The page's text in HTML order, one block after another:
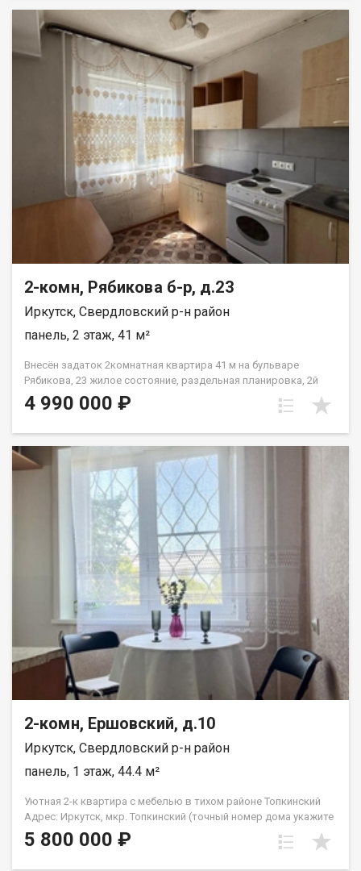
2-комн, Рябикова б-р, д.23
Иркутск, Свердловский р-н район
панель, 2 этаж, 41 м²
Внесён задаток 2комнатная квартира 41 м на бульваре
Рябикова, 23 жилое состояние, раздельная планировка, 2й
этаж Продаётся светлая и уютная двухкомнатная квартира с
удобной планировкой. Квартира готова к заселению: не
Этаж: 2 из 4. Планировка: раздельные комнаты можно
использовать как спальню и детскую, гостиную и кабинет или
по другому удобному сценарию. Состояние: жилое. Отделка:
стены: оклеены обоями; полы: частично ламинат (в жилых
комнатах), частично линолеум (на кухне и в коридоре)
практично и долговечно; окна: ПВХ-профили тепло и тихо, не
нужно менять в ближайшее время; сантехника: полностью
заменена надёжная работа без срочных вложений. Локация и
инфраструктура: в шаговой доступности школы, детские
сады, поликлиники, магазины и остановки общественного
транспорта; удобная транспортная развязка легко добраться
в любую часть города. Полная информация и бесплатная
консультация у менеджера, связавшись по телефону или
посетив наш офис расположенный по адресу: г. Иркутск, ул.
Омулевского, 20/1.
4 990 000 ₽
2-комн, Ершовский, д.10
Иркутск, Свердловский р-н район
панель, 1 этаж, 44.4 м²
Уютная 2-к квартира с мебелью в тихом районе Топкинский
Адрес: Иркутск, мкр. Топкинский (точный номер дома укажите
в параметрах) Параметры: 2-комнатная квартира | 1 этаж |
Раздельная планировка Идеальный вариант для семьи с
5 800 000 ₽